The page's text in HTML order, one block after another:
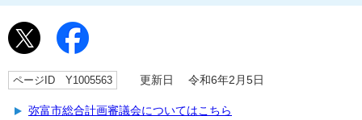
ページID Y1005563 更新日 令和6年2月5日
弥富市総合計画審議会についてはこちら